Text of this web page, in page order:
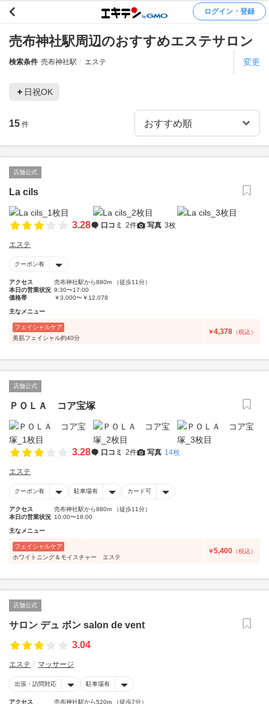
ログイン・登録
売布神社駅周辺のおすすめエステサロン
検索条件 売布神社駅 エステ 変更
日祝OK
15 件
店舗公式
La cils
3.28 口コミ 2件 写真 3枚
エステ
クーポン有
アクセス
売布神社駅から880m （徒歩11分）
本日の営業状況 9:30〜17:00
価格帯
￥3,000〜￥12,078
主なメニュー
フェイシャルケア
美肌フェイシャル約40分
￥4,378 （税込）
店舗公式
ＰＯＬＡ コア宝塚
3.28 口コミ 2件 写真 14枚
エステ
クーポン有 駐車場有 カード可
アクセス
売布神社駅から880m （徒歩11分）
本日の営業状況 10:00〜18:00
主なメニュー
フェイシャルケア
ホワイトニング＆モイスチャー エステ
￥5,400 （税込）
店舗公式
サロン デュ ボン salon de vent
3.04
エステ マッサージ
出張・訪問対応 駐車場有
アクセス
売布神社駅から520m （徒歩7分）